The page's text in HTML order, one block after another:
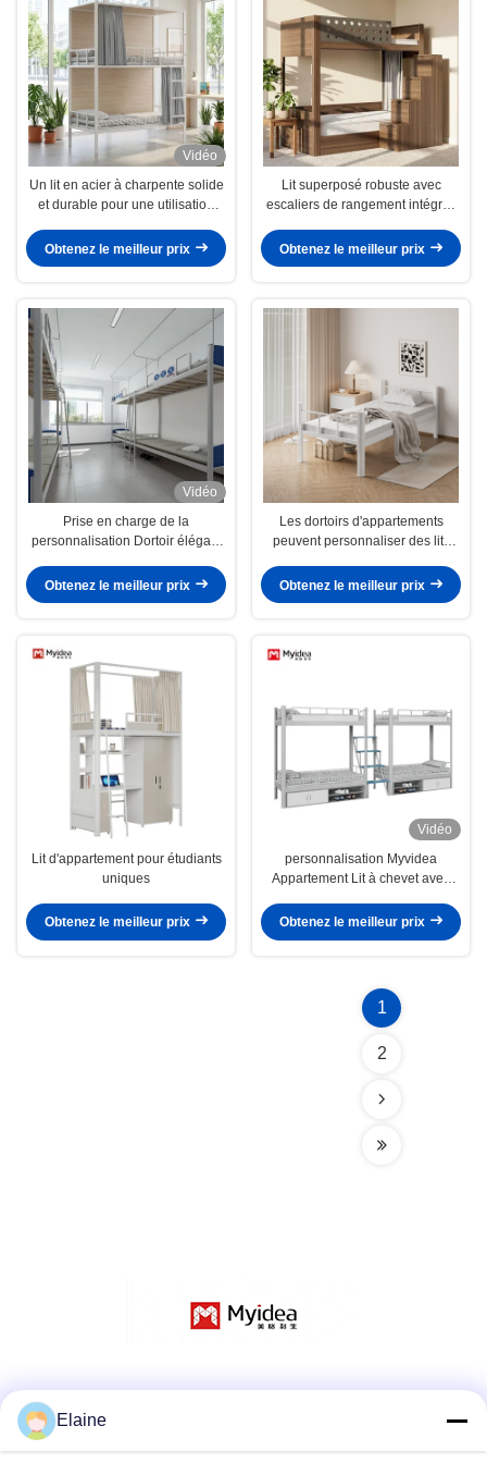
Vidéo
Un lit en acier à charpente solide
et durable pour une utilisation
les dortoirs
Obtenez le meilleur prix
Lit superposé robuste avec
escaliers de rangement intégrés
universitaires et la vie en
appartement.
Obtenez le meilleur prix
Vidéo
Prise en charge de la
personnalisation Dortoir élégant
les logements étudiants
Obtenez le meilleur prix
Les dortoirs d'appartements
peuvent personnaliser des lits
cadre en acier laminé à froid
épais, des lits étudiants simples
Obtenez le meilleur prix
Lit d'appartement pour étudiants
uniques
Obtenez le meilleur prix
Vidéo
personnalisation Myvidea
Appartement Lit à chevet avec
d'école, Lit à deux couches en fer
Obtenez le meilleur prix
1
2
Elaine